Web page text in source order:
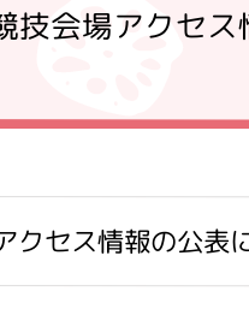
技会場アクセ
クセス情報の公表